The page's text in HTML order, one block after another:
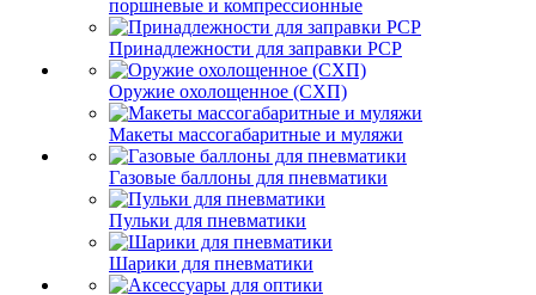
поршневые и компрессионные
Принадлежности для заправки PCP
Оружие охолощенное (СХП)
Макеты массогабаритные и муляжи
Газовые баллоны для пневматики
Пульки для пневматики
Шарики для пневматики